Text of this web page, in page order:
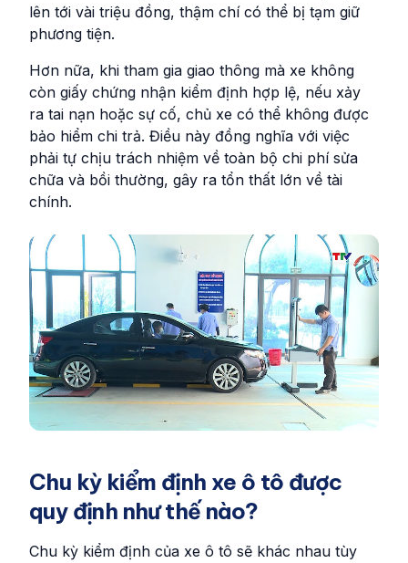
lên tới vài triệu đồng, thậm chí có thể bị tạm giữ
phương tiện.
Hơn nữa, khi tham gia giao thông mà xe không
còn giấy chứng nhận kiểm định hợp lệ, nếu xảy
ra tai nạn hoặc sự cố, chủ xe có thể không được
bảo hiểm chi trả. Điều này đồng nghĩa với việc
phải tự chịu trách nhiệm về toàn bộ chi phí sửa
chữa và bồi thường, gây ra tổn thất lớn về tài
chính.
Chu kỳ kiểm định xe ô tô được
quy định như thế nào?
Chu kỳ kiểm định của xe ô tô sẽ khác nhau tùy